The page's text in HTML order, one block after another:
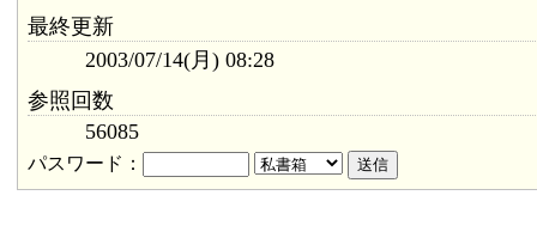
最終更新
2003/07/14(月) 08:28
参照回数
56085
パスワード：